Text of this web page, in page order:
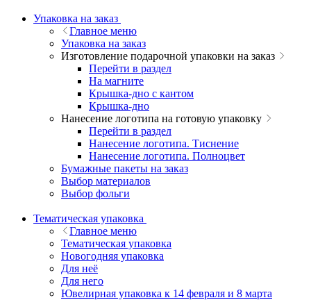
Упаковка на заказ
Главное меню
Упаковка на заказ
Изготовление подарочной упаковки на заказ
Перейти в раздел
На магните
Крышка-дно с кантом
Крышка-дно
Нанесение логотипа на готовую упаковку
Перейти в раздел
Нанесение логотипа. Тиснение
Нанесение логотипа. Полноцвет
Бумажные пакеты на заказ
Выбор материалов
Выбор фольги
Тематическая упаковка
Главное меню
Тематическая упаковка
Новогодняя упаковка
Для неё
Для него
Ювелирная упаковка к 14 февраля и 8 марта